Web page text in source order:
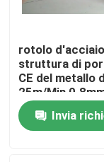
Casa
Prodotti
rotolo
struttura di
CE del metallo
25m/Min
forma macchina
Invia